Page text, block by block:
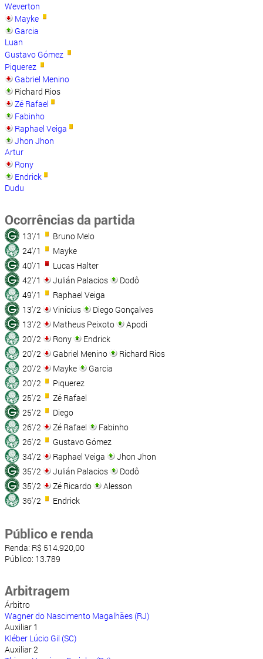
Weverton
Mayke
Garcia
Luan
Gustavo Gómez
Piquerez
Gabriel Menino
Richard Rios
Zé Rafael
Fabinho
Raphael Veiga
Jhon Jhon
Artur
Rony
Endrick
Dudu
Ocorrências da partida
13'/1
Bruno Melo
24'/1
Mayke
40'/1
Lucas Halter
42'/1
Julián Palacios
Dodô
49'/1
Raphael Veiga
13'/2
Vinícius
Diego Gonçalves
13'/2
Matheus Peixoto
Apodi
20'/2
Rony
Endrick
20'/2
Gabriel Menino
Richard Rios
20'/2
Mayke
Garcia
20'/2
Piquerez
25'/2
Zé Rafael
25'/2
Diego
26'/2
Zé Rafael
Fabinho
26'/2
Gustavo Gómez
34'/2
Raphael Veiga
Jhon Jhon
35'/2
Julián Palacios
Dodô
35'/2
Zé Ricardo
Alesson
36'/2
Endrick
Público e renda
Renda: R$ 514.920,00
Público: 13.789
Arbitragem
Árbitro
Wagner do Nascimento Magalhães (RJ)
Auxiliar 1
Kléber Lúcio Gil (SC)
Auxiliar 2